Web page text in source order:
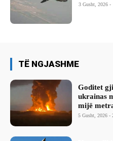
3 Gusht, 2026 -
TË NGJASHME
Goditet
ukrainas
mijë
5 Gusht, 2026 -